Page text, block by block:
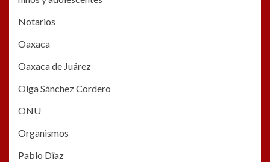
Notarios
Oaxaca
Oaxaca de Juárez
Olga Sánchez Cordero
ONU
Organismos
Pablo Dïaz